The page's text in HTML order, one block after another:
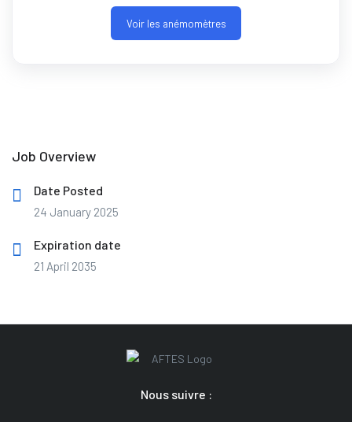
Voir les anémomètres
Job Overview
Date Posted
24 January 2025
Expiration date
21 April 2035
Nous suivre :